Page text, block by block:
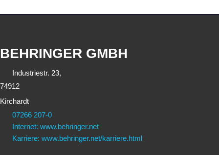
BEHRINGER GMBH
Industriestr. 23,
74912
Kirchardt
07266 207-0
Internet: www.behringer.net
Karriere: www.behringer.net/karriere.html